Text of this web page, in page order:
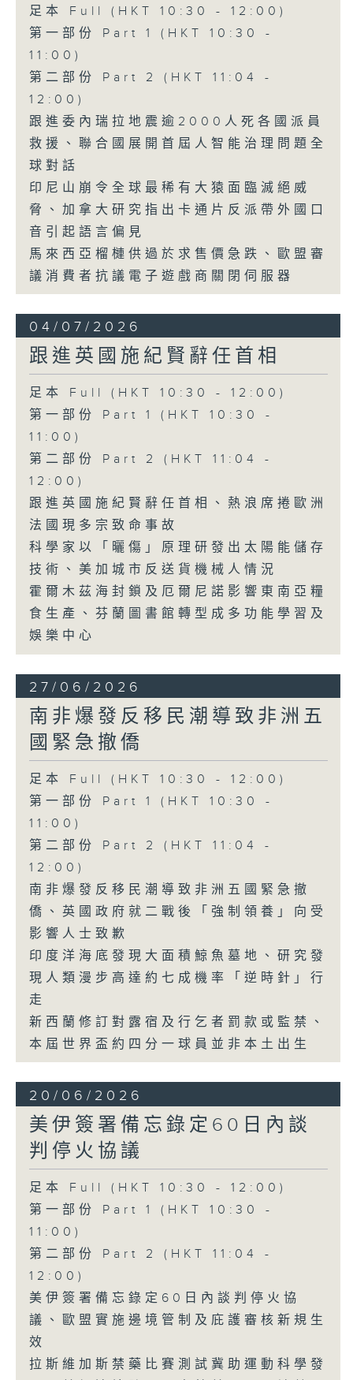
足本 Full (HKT 10:30 - 12:00)
第一部份 Part 1 (HKT 10:30 -
11:00)
第二部份 Part 2 (HKT 11:04 -
12:00)
跟進委內瑞拉地震逾2000人死各國派員
救援、聯合國展開首屆人智能治理問題全
球對話
印尼山崩令全球最稀有大猿面臨滅絕威
脅、加拿大研究指出卡通片反派帶外國口
音引起語言偏見
馬來西亞榴槤供過於求售價急跌、歐盟審
議消費者抗議電子遊戲商關閉伺服器
04/07/2026
跟進英國施紀賢辭任首相
足本 Full (HKT 10:30 - 12:00)
第一部份 Part 1 (HKT 10:30 -
11:00)
第二部份 Part 2 (HKT 11:04 -
12:00)
跟進英國施紀賢辭任首相、熱浪席捲歐洲
法國現多宗致命事故
科學家以「曬傷」原理研發出太陽能儲存
技術、美加城市反送貨機械人情況
霍爾木茲海封鎖及厄爾尼諾影響東南亞糧
食生產、芬蘭圖書館轉型成多功能學習及
娛樂中心
27/06/2026
南非爆發反移民潮導致非洲五
國緊急撤僑
足本 Full (HKT 10:30 - 12:00)
第一部份 Part 1 (HKT 10:30 -
11:00)
第二部份 Part 2 (HKT 11:04 -
12:00)
南非爆發反移民潮導致非洲五國緊急撤
僑、英國政府就二戰後「強制領養」向受
影響人士致歉
印度洋海底發現大面積鯨魚墓地、研究發
現人類漫步高達約七成機率「逆時針」行
走
新西蘭修訂對露宿及行乞者罰款或監禁、
本屆世界盃約四分一球員並非本土出生
20/06/2026
美伊簽署備忘錄定60日內談
判停火協議
足本 Full (HKT 10:30 - 12:00)
第一部份 Part 1 (HKT 10:30 -
11:00)
第二部份 Part 2 (HKT 11:04 -
12:00)
美伊簽署備忘錄定60日內談判停火協
議、歐盟實施邊境管制及庇護審核新規生
效
拉斯維加斯禁藥比賽測試冀助運動科學發